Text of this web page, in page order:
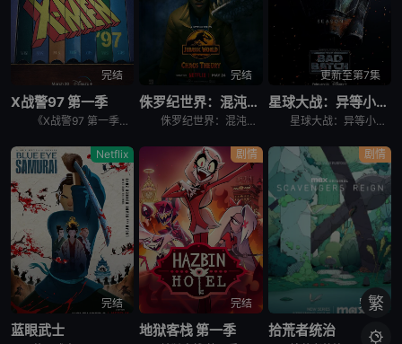
完结
X战警97 第一季
《X战警97 第一季》是90年代X战警系列动画续集，万磁王领导X战警。在充满着仇恨和偏见的人类主宰的世界里，熟悉的X战警成员接连回归，全新角色即将加盟。
完结
侏罗纪世界：混沌理论
侏罗纪世界：混沌理论 Jurassic World: Chaos Theory是2024年美国动作,科幻,动画,家庭,冒险动漫。《侏罗纪世界：混沌理论》讲述的是：年轻的古生物学家达里厄斯·鲍曼在加
更新至第7集
星球大战：异等小队 第三季
星球大战：异等小队 第三季 Star Wars: The Bad Batch Season 3是2024年剧情,动作,科幻,动画,奇幻,冒险剧集。《星球大战：异等小队 第三季》讲述的是：克隆人突击
Netflix
完结
蓝眼武士
剧情
完结
地狱客栈 第一季
剧情
完结
拾荒者统治
繁
